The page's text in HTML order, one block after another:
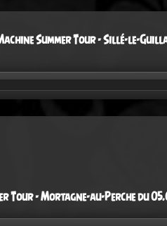
Summer Tour - Sillé-le-
Tour - Mortagne-au-Perche du